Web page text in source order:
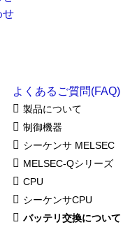
よくあるご質問(FAQ)
製品について
制御機器
シーケンサ MELSEC
MELSEC-Qシリーズ
CPU
シーケンサCPU
バッテリ交換について